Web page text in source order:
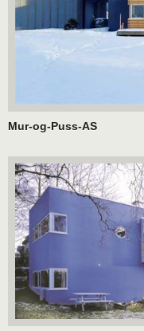
Mur-og-Puss-AS